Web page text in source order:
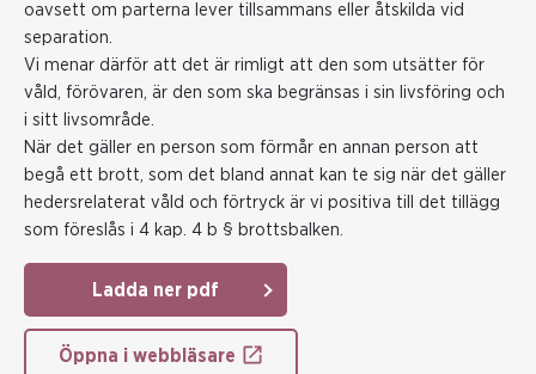
oavsett om parterna lever tillsammans eller åtskilda vid
separation.
Vi menar därför att det är rimligt att den som utsätter för
våld, förövaren, är den som ska begränsas i sin livsföring och
i sitt livsområde.
När det gäller en person som förmår en annan person att
begå ett brott, som det bland annat kan te sig när det gäller
hedersrelaterat våld och förtryck är vi positiva till det tillägg
som föreslås i 4 kap. 4 b § brottsbalken.
Ladda ner pdf
Öppna i webbläsare